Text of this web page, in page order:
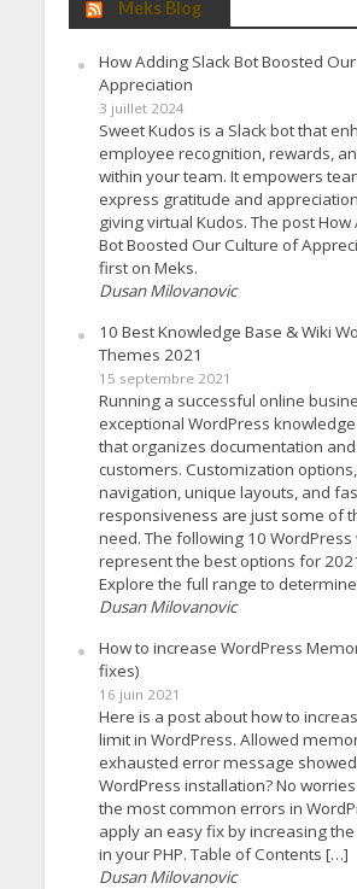
Meks Blog
How Adding Slack Bot Boosted
Appreciation
3 juillet 2024
Sweet Kudos is a Slack bot that
employee recognition, rewards,
within your team. It empowers
express gratitude and
giving virtual Kudos. The post How
Bot Boosted Our Culture of
first on Meks.
Dusan Milovanovic
10 Best Knowledge Base & Wiki
Themes 2021
15 septembre 2021
Running a successful online
exceptional WordPress
that organizes documentation
customers. Customization
navigation, unique layouts, and
responsiveness are just some of
need. The following 10
represent the best options for
Explore the full range to
Dusan Milovanovic
How to increase WordPress
fixes)
16 juin 2021
Here is a post about how to
limit in WordPress. Allowed
exhausted error message
WordPress installation? No
the most common errors in
apply an easy fix by increasing
in your PHP. Table of Contents […]
Dusan Milovanovic